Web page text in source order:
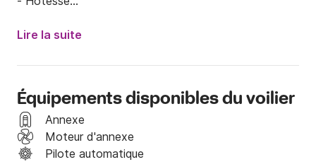
voyages de plusieurs jours et hebdomadaires!
---------------------------
Croisières quotidiennes:
Inclus:
-skipper
Lire la suite
Équipements disponibles du voilier
Annexe
Moteur d'annexe
Pilote automatique